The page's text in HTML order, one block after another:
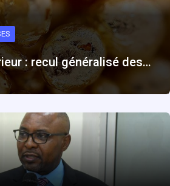
: recul généralisé des…